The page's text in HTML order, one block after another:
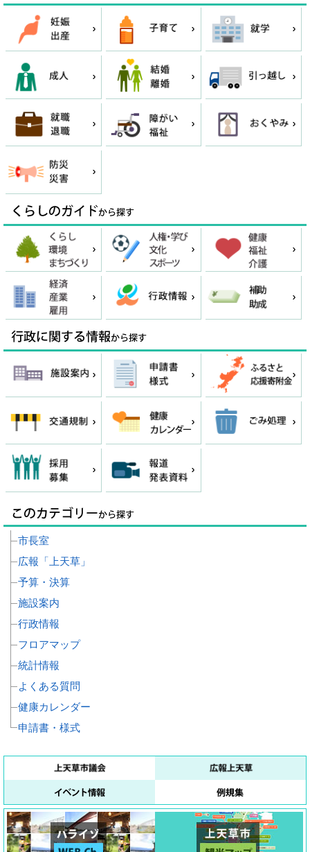
市長室
広報「上天草」
予算・決算
施設案内
行政情報
フロアマップ
統計情報
よくある質問
健康カレンダー
申請書・様式